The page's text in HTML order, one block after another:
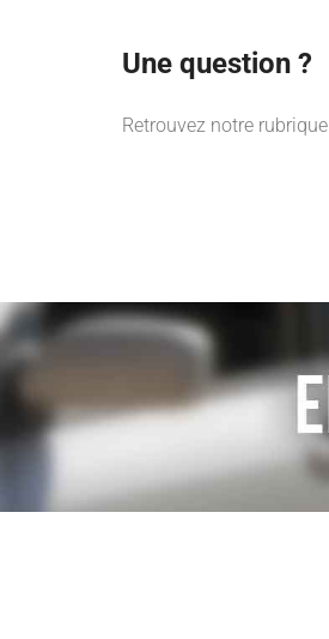
Une question ?
Retrouvez notre rubrique